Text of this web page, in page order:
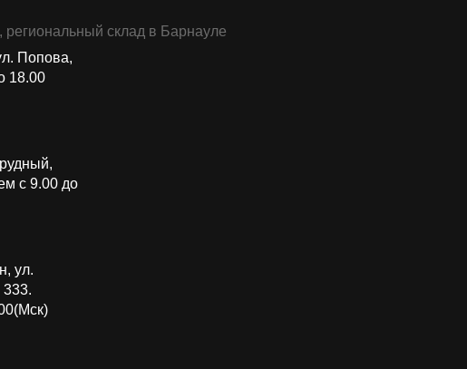
склад в Барнауле
Попова,
18.00
с 9.00 до
ул.